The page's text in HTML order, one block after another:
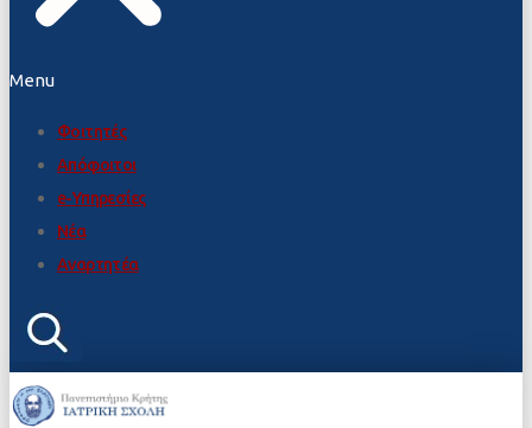
Menu
Φοιτητές
Απόφοιτοι
e-Υπηρεσίες
Νέα
Αναρτητέα